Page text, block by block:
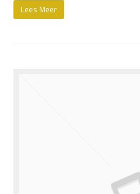
Lees Meer